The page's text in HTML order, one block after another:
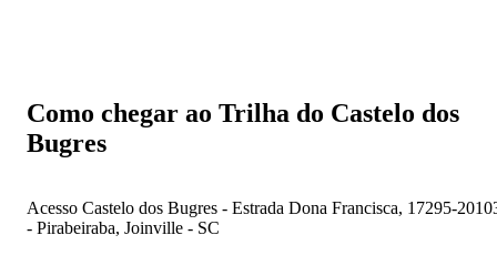
Como chegar ao Trilha do Castelo dos
Bugres
Acesso Castelo dos Bugres - Estrada Dona Francisca, 17295-
- Pirabeiraba, Joinville - SC